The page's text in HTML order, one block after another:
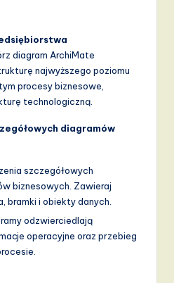
diagram ArchiMate
najwyższego poziomu
procesy biznesowe,
technologiczną.
diagramów
szczegółowych
biznesowych. Zawieraj
bramki i obiekty danych.
odzwierciedlają
operacyjne oraz przebieg